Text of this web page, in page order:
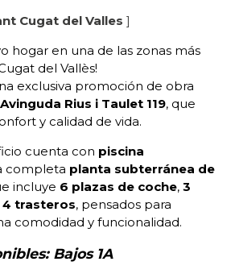
Cugat del Valles ]
hogar en una de las zonas más
del Vallès!
exclusiva promoción de obra
Avinguda Rius i Taulet 119, que
y calidad de vida.
cuenta con piscina
completa planta subterránea de
incluye 6 plazas de coche, 3
4 trasteros, pensados para
comodidad y funcionalidad.
Bajos 1A